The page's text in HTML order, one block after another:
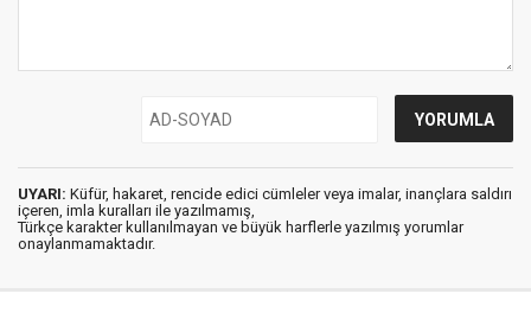
UYARI: Küfür, hakaret, rencide edici cümleler veya imalar, inançlara saldırı
içeren, imla kuralları ile yazılmamış,
Türkçe karakter kullanılmayan ve büyük harflerle yazılmış yorumlar
onaylanmamaktadır.